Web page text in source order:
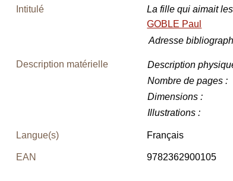
Intitulé La fille qui aimait
GOBLE Paul
Adresse
Description matérielle Description
Nombre de pages :
Dimensions :
Illustrations :
Langue(s) Français
EAN 9782362900105